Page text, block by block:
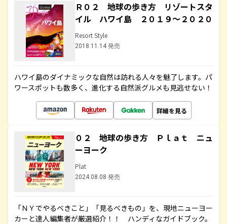
Ｒ０２ 地球の歩き方 リゾートスタ
イル ハワイ島 ２０１９～２０２０
Resort Style
2018.11.14 発売
ハワイ島のダイナミックな自然は訪れる人々を魅了します。パ
ワースポットも数多く、進化する自然派グルメも見逃せない！
詳細を見る
０２ 地球の歩き方 Ｐｌａｔ ニュ
ーヨーク
Plat
2024.08.08 発売
「ＮＹでやるべきこと」「見るべきもの」を、現地ニューヨー
カーと達人編集者が厳選紹介！！ ハンディなガイドブック。